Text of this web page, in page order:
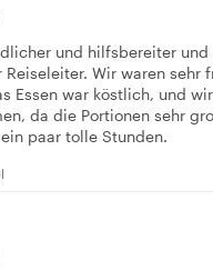
und hilfsbereiter und
Wir waren sehr
Essen war köstlich, und
da die Portionen sehr
paar tolle Stunden.